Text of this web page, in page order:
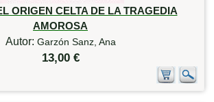
ORIGEN CELTA DE LA TRAGEDIA
AMOROSA
Autor: Garzón Sanz, Ana
13,00 €